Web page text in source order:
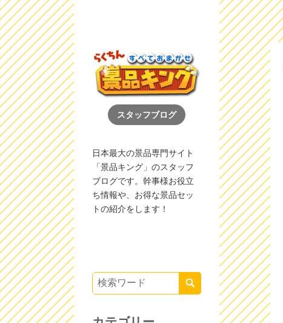
スタッフブログ
日本最大の景品専門サイト
「景品キング」のスタッフ
ブログです。幹事様お役立
ち情報や、お得な景品セッ
トの紹介をします！